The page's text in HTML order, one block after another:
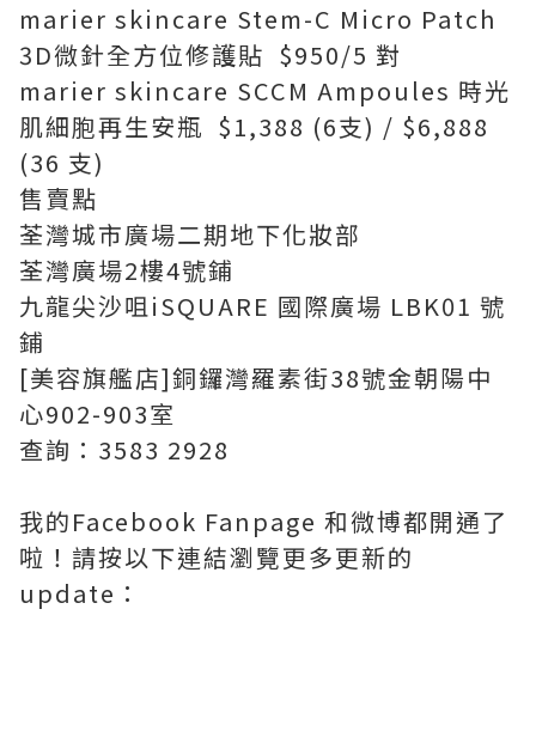
marier skincare Stem-C Micro Patch
3D微針全方位修護貼 $950/5 對
marier skincare SCCM Ampoules 時光
肌細胞再生安瓶 $1,388 (6支) / $6,888
(36 支)
售賣點
荃灣城市廣場二期地下化妝部
荃灣廣場2樓4號鋪
九龍尖沙咀iSQUARE 國際廣場 LBK01 號
鋪
[美容旗艦店]銅鑼灣羅素街38號金朝陽中
心902-903室
查詢：3583 2928
我的Facebook Fanpage 和微博都開通了
啦！請按以下連結瀏覽更多更新的
update：